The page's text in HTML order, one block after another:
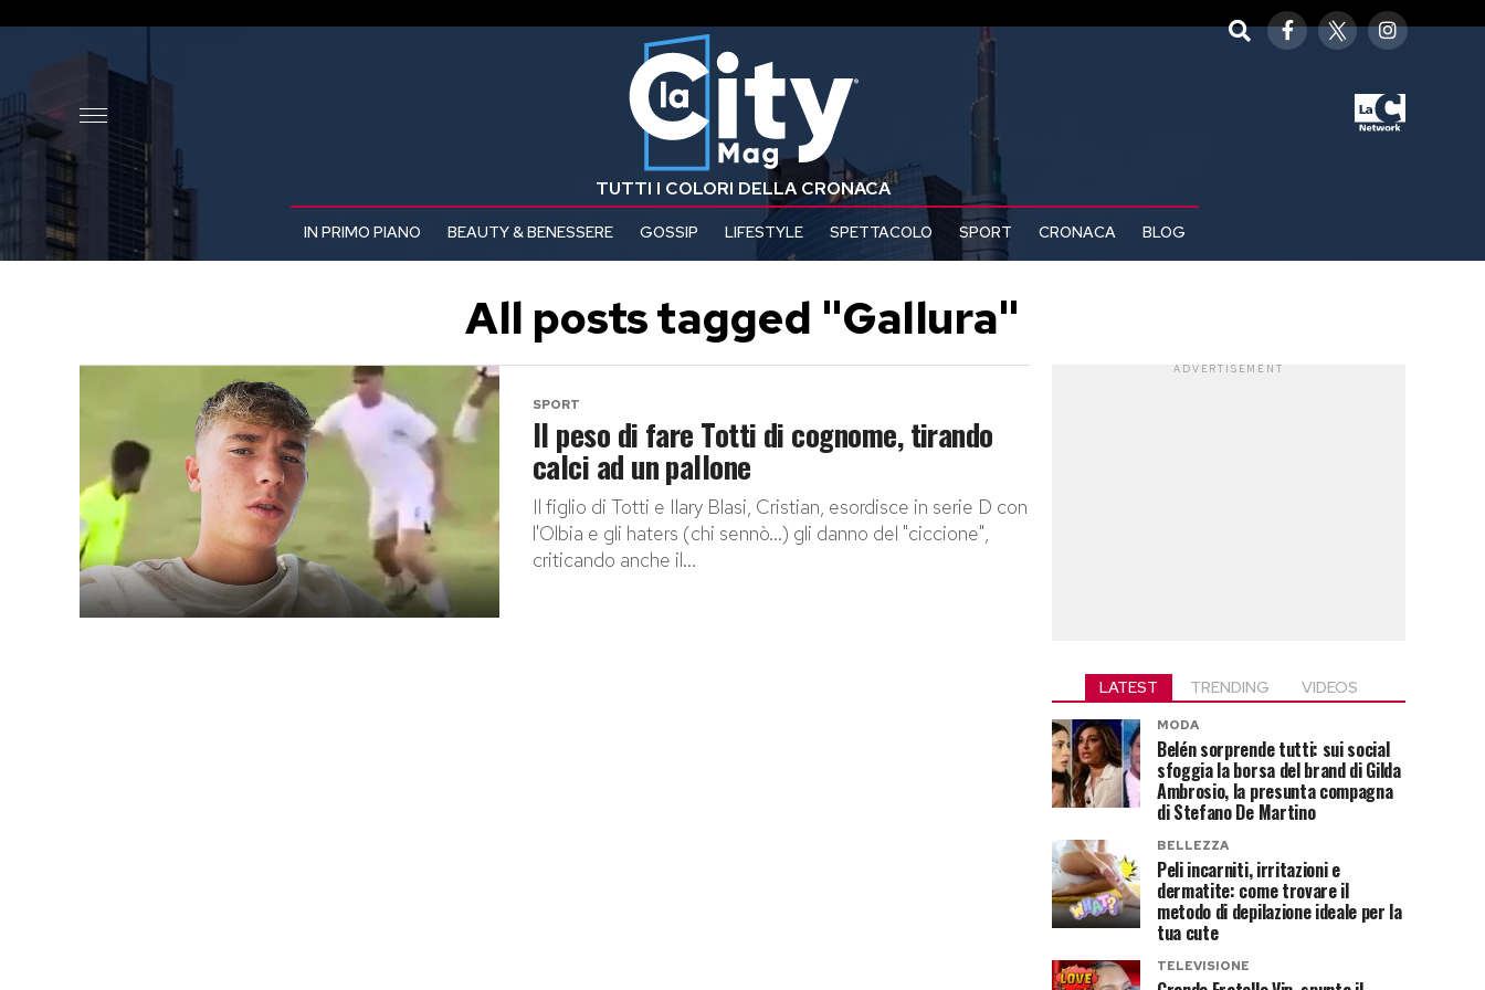
TUTTI I COLORI DELLA CRONACA
IN PRIMO PIANO BEAUTY & BENESSERE GOSSIP LIFESTYLE SPETTACOLO SPORT CRONACA BLOG
All posts tagged "Gallura"
SPORT
Il peso di fare Totti di cognome, tirando
calci ad un pallone
Il figlio di Totti e Ilary Blasi, Cristian, esordisce in serie D con
l'Olbia e gli haters (chi sennò...) gli danno del "ciccione",
criticando anche il...
ADVERTISEMENT
LATEST TRENDING VIDEOS
MODA
Belén sorprende tutti: sui social
sfoggia la borsa del brand di Gilda
Ambrosio, la presunta compagna
di Stefano De Martino
BELLEZZA
Peli incarniti, irritazioni e
dermatite: come trovare il
metodo di depilazione ideale per la
tua cute
TELEVISIONE